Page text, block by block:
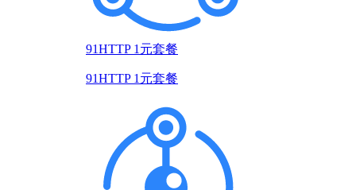
91HTTP 1元套餐
91HTTP 1元套餐